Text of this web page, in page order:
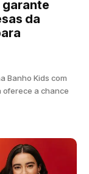
garante
da
Banho Kids com
oferece a chance